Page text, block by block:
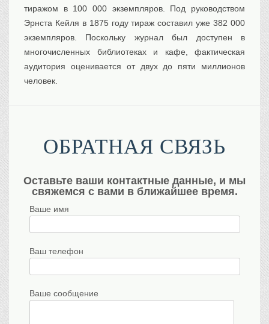
тиражом в 100 000 экземпляров. Под руководством
Эрнста Кейля в 1875 году тираж составил уже 382 000
экземпляров. Поскольку журнал был доступен в
многочисленных библиотеках и кафе, фактическая
аудитория оценивается от двух до пяти миллионов
человек.
ОБРАТНАЯ СВЯЗЬ
Оставьте ваши контактные данные, и мы
свяжемся с вами в ближайшее время.
Ваше имя
Ваш телефон
Ваше сообщение